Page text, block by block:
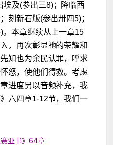
埃及(参出三8)；降临西
刻新石版(参出卅四5)；
。本章继续从上一章15
，再次彰显祂的荣耀和
知也为余民认罪，呼求
怒，使他们得救。考虑
进度另以音频补充，我
六四章1-12节，我们一
亚书》64章